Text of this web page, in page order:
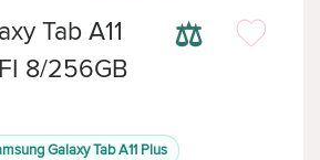
⚖
Tab A11
8/256GB
Galaxy Tab A11 Plus